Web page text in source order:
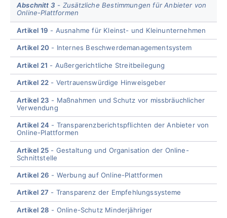
Abschnitt 3
Zusätzliche Bestimmungen für Anbieter von
Online-Plattformen
Artikel 19 Ausnahme für Kleinst- und Kleinunternehmen
Artikel 20 Internes Beschwerdemanagementsystem
Artikel 21 Außergerichtliche Streitbeilegung
Artikel 22 Vertrauenswürdige Hinweisgeber
Artikel 23
Maßnahmen und Schutz vor missbräuchlicher
Verwendung
Artikel 24
Transparenzberichtspflichten der Anbieter von
Online-Plattformen
Artikel 25
Gestaltung und Organisation der Online-
Schnittstelle
Artikel 26 Werbung auf Online-Plattformen
Artikel 27 Transparenz der Empfehlungssysteme
Artikel 28 Online-Schutz Minderjähriger